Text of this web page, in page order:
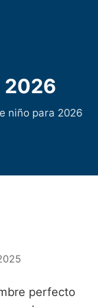
2026
niño para 2026
por Dperfecto